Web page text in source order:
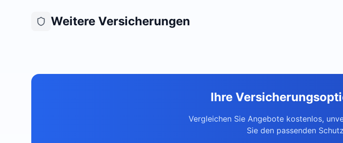
Weitere Versicherungen
Ihre
Vergleichen Sie Angebote kostenlos,
Sie den passenden